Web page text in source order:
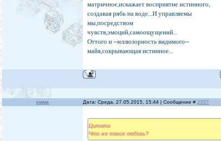
матричное,искажает восприятие истинного,
создавая рябь на воде...И управляемы
мы,посредством
чувств,эмоций,самоощущений...
Оттого и --иллюзорность видимого--
майя,сокрывающая истинное...
эмма Дата: Среда, 27.05.2015, 15:44 | Сообщение #2007
Цитата
Что же такое любовь?